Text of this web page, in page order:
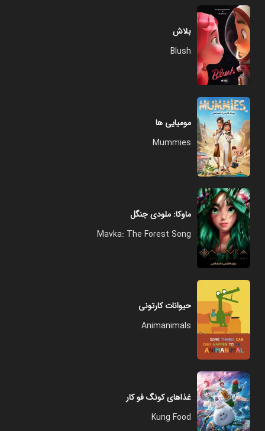
بلاش
Blush
مومیایی ها
Mummies
ماوکا: ملودی جنگل
Mavka: The Forest Song
حیوانات کارتونی
Animanimals
غذاهای کونگ فو کار
Kung Food